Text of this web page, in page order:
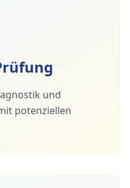
und
potenziellen